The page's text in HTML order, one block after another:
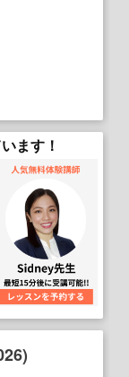
ます！